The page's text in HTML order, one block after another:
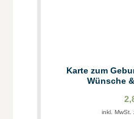
Karte zum
Wünsche
inkl. MwSt.